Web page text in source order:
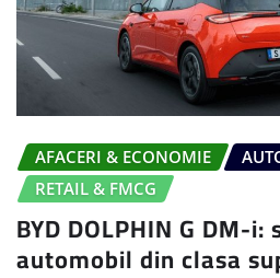
AFACERI & ECONOMIE
RETAIL & FMCG
BYD DOLPHIN G DM-
automobil din clasa